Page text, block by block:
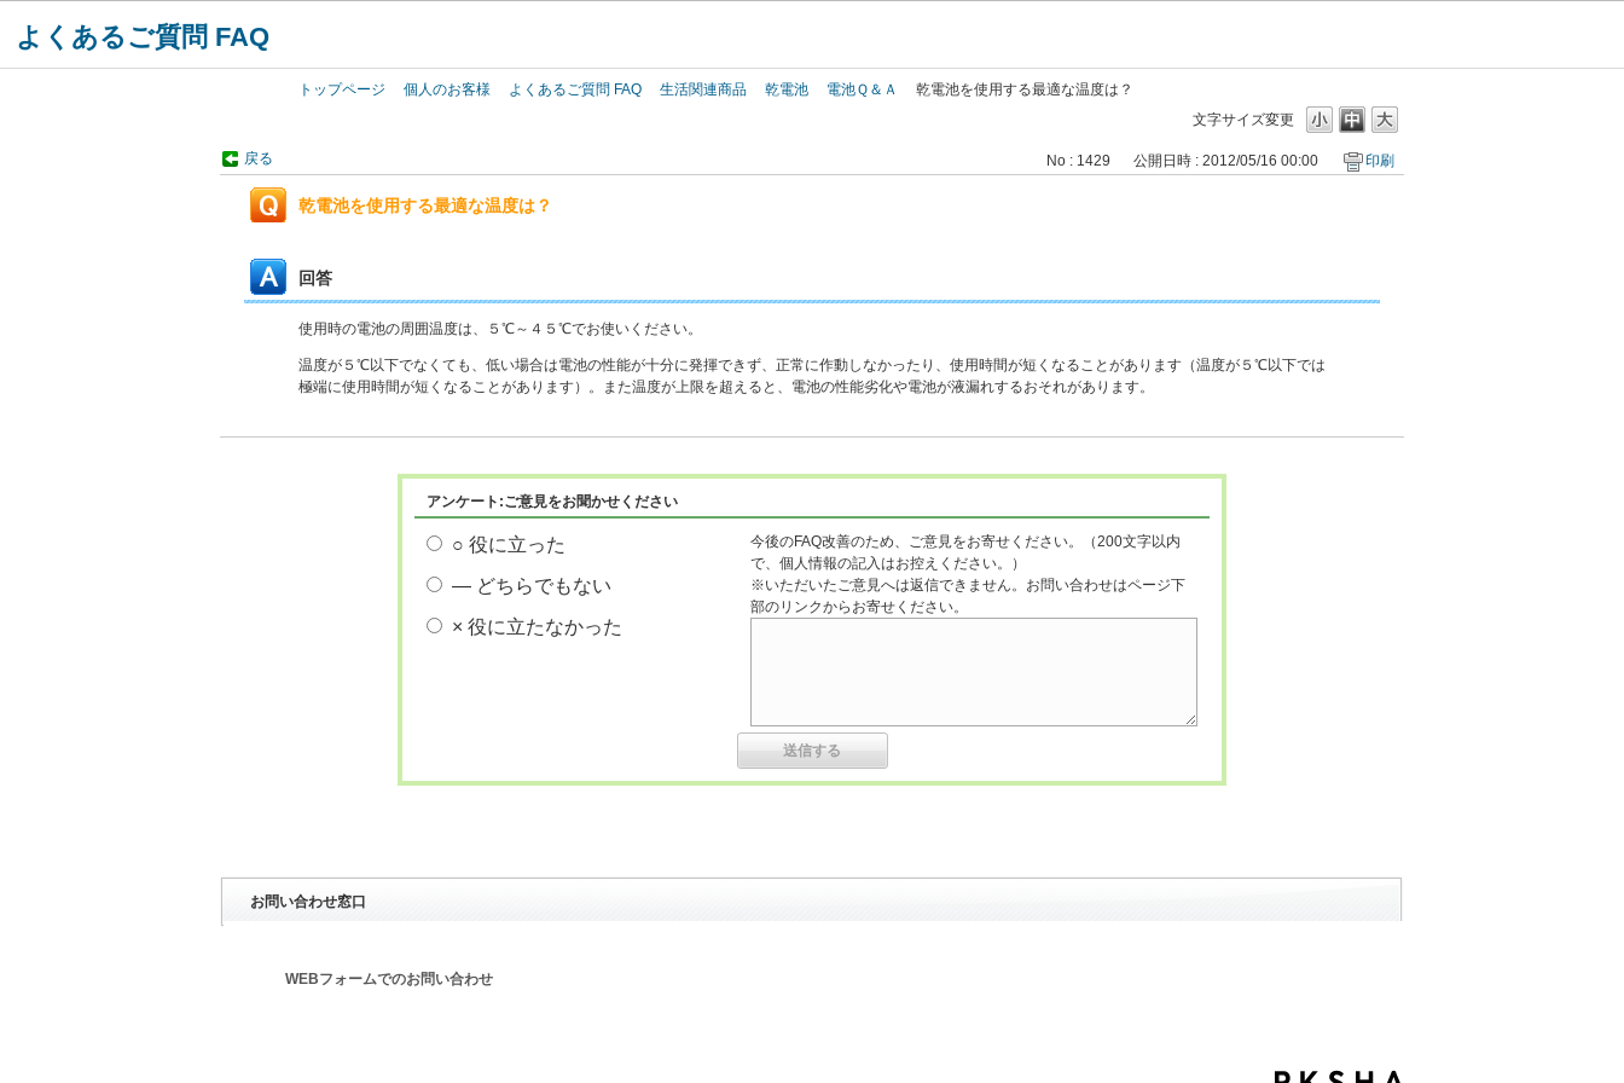
よくあるご質問 FAQ
トップページ 個人のお客様 よくあるご質問 FAQ 生活関連商品 乾電池 電池Ｑ＆Ａ
乾電池を使用する最適な温度は？
文字サイズ変更
戻る No : 1429 公開日時 : 2012/05/16 00:00 印刷
乾電池を使用する最適な温度は？
回答
使用時の電池の周囲温度は、５℃～４５℃でお使いください。
温度が５℃以下でなくても、低い場合は電池の性能が十分に発揮できず、正常に作動しなかったり、使用時間が短くなることがあります（温度が５℃以下では
極端に使用時間が短くなることがあります）。また温度が上限を超えると、電池の性能劣化や電池が液漏れするおそれがあります。
アンケート:ご意見をお聞かせください
○ 役に立った
― どちらでもない
× 役に立たなかった
今後のFAQ改善のため、ご意見をお寄せください。（200文字以内
で、個人情報の記入はお控えください。）
※いただいたご意見へは返信できません。お問い合わせはページ下
部のリンクからお寄せください。
お問い合わせ窓口
WEBフォームでのお問い合わせ